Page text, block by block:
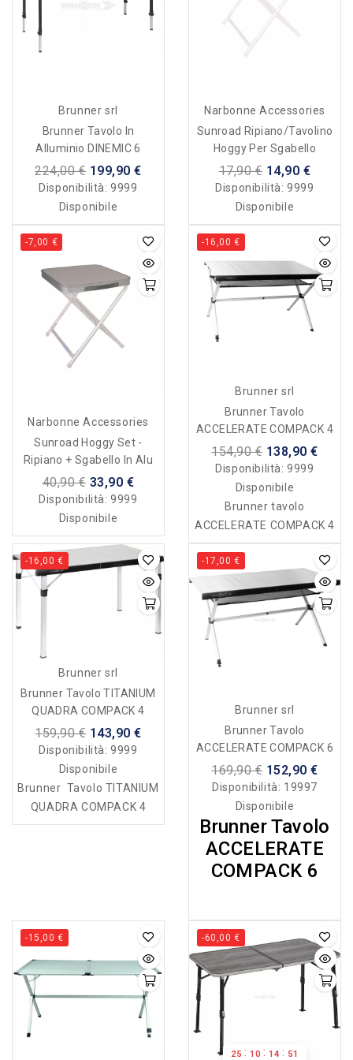
Brunner srl
Brunner Tavolo In
Alluminio DINEMIC 6
224,00 € 199,90 €
Disponibilità:9999
Disponibile
Narbonne Accessories
Sunroad Ripiano/tavolino
Hoggy Per Sgabello
17,90 € 14,90 €
Disponibilità:9999
Disponibile
-7,00 €
Narbonne Accessories
Sunroad Hoggy Set -
Ripiano + Sgabello In Alu
40,90 € 33,90 €
Disponibilità:9999
Disponibile
-16,00 €
Brunner srl
Brunner Tavolo
ACCELERATE COMPACK 4
154,90 € 138,90 €
Disponibilità:9999
Disponibile
Brunner tavolo
ACCELERATE COMPACK 4
-16,00 €
Brunner srl
Brunner Tavolo TITANIUM
QUADRA COMPACK 4
159,90 € 143,90 €
Disponibilità:9999
Disponibile
Brunner Tavolo TITANIUM
QUADRA COMPACK 4
-17,00 €
Brunner srl
Brunner Tavolo
ACCELERATE COMPACK 6
169,90 € 152,90 €
Disponibilità: 19997
Disponibile
Brunner Tavolo
ACCELERATE
COMPACK 6
-15,00 €
25 :10 :14 : 50
-60,00 €